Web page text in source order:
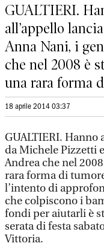
GUALTIERI.
all’appello
Anna Nani, i
che nel 2008 è
una rara forma
18 aprile 2014 03:37
GUALTIERI. Hanno
da Michele Pizzetti
Andrea che nel
rara forma di
l’intento di
che colpiscono i
fondi per aiutarli è
serata di festa
Vittoria.